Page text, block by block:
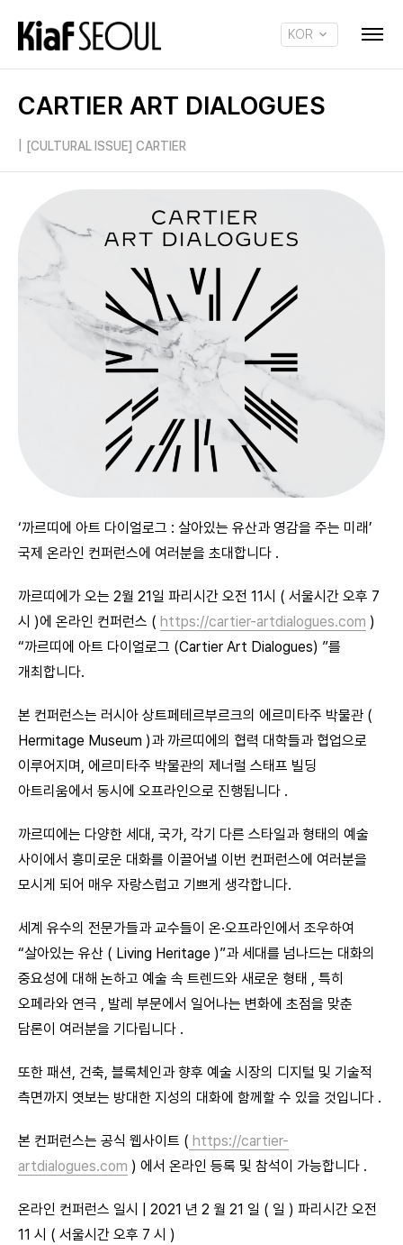
KOR
CARTIER ART DIALOGUES
[CULTURAL ISSUE] CARTIER
‘까르띠에 아트 다이얼로그 : 살아있는 유산과 영감을 주는 미래’
국제 온라인 컨퍼런스에 여러분을 초대합니다 .
까르띠에가 오는 2월 21일 파리시간 오전 11시 ( 서울시간 오후 7
시 )에 온라인 컨퍼런스 ( https://cartier-artdialogues.com )
“까르띠에 아트 다이얼로그 (Cartier Art Dialogues) ”를
개최합니다.
본 컨퍼런스는 러시아 상트페테르부르크의 에르미타주 박물관 (
Hermitage Museum )과 까르띠에의 협력 대학들과 협업으로
이루어지며, 에르미타주 박물관의 제너럴 스태프 빌딩
아트리움에서 동시에 오프라인으로 진행됩니다 .
까르띠에는 다양한 세대, 국가, 각기 다른 스타일과 형태의 예술
사이에서 흥미로운 대화를 이끌어낼 이번 컨퍼런스에 여러분을
모시게 되어 매우 자랑스럽고 기쁘게 생각합니다.
세계 유수의 전문가들과 교수들이 온·오프라인에서 조우하여
“살아있는 유산 ( Living Heritage )”과 세대를 넘나드는 대화의
중요성에 대해 논하고 예술 속 트렌드와 새로운 형태 , 특히
오페라와 연극 , 발레 부문에서 일어나는 변화에 초점을 맞춘
담론이 여러분을 기다립니다 .
또한 패션, 건축, 블록체인과 향후 예술 시장의 디지털 및 기술적
측면까지 엿보는 방대한 지성의 대화에 함께할 수 있을 것입니다 .
본 컨퍼런스는 공식 웹사이트 ( https://cartier-
artdialogues.com ) 에서 온라인 등록 및 참석이 가능합니다 .
온라인 컨퍼런스 일시 | 2021 년 2 월 21 일 ( 일 ) 파리시간 오전
11 시 ( 서울시간 오후 7 시 )